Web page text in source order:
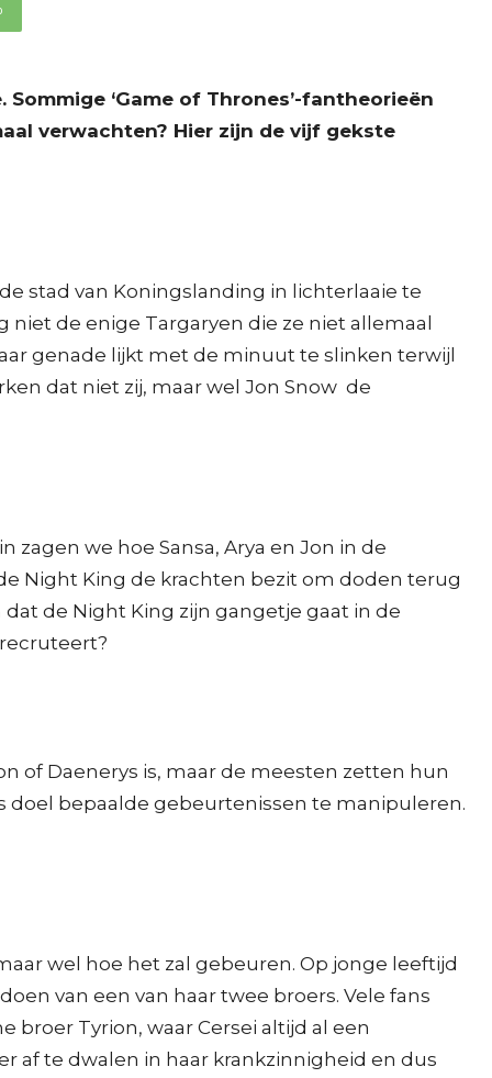
‘Game of Thrones’-fantheorieën
verwachten? Hier zijn de vijf gekste
stad van Koningslanding in lichterlaaie te
de enige Targaryen die ze niet allemaal
genade lijkt met de minuut te slinken terwijl
dat niet zij, maar wel Jon Snow de
zagen we hoe Sansa, Arya en Jon in de
Night King de krachten bezit om doden terug
de Night King zijn gangetje gaat in de
of Daenerys is, maar de meesten zetten hun
doel bepaalde gebeurtenissen te manipuleren.
wel hoe het zal gebeuren. Op jonge leeftijd
van een van haar twee broers. Vele fans
broer Tyrion, waar Cersei altijd al een
af te dwalen in haar krankzinnigheid en dus